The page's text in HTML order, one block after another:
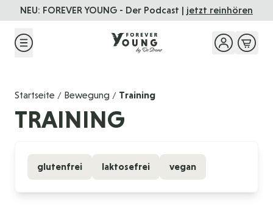
Direkt zum Inhalt
NEU: FOREVER YOUNG - Der Podcast | jetzt reinhören
Startseite / Bewegung / Training
TRAINING
glutenfrei laktosefrei vegan